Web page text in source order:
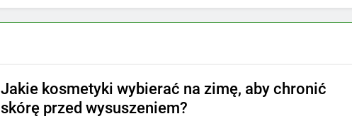
Jakie kosmetyki wybierać na zimę, aby chronić
skórę przed wysuszeniem?